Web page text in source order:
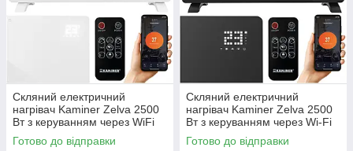
Скляний електричний
нагрівач Kaminer Zelva 2500
Вт з керуванням через WiFi
та пультом Білий (26573)
Готово до відправки
Скляний електричний
нагрівач Kaminer Zelva 2500
Вт з керуванням через Wi-Fi
та пультом Чорний (26572)
Готово до відправки